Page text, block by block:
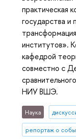
практическая
государства и
институтов».
кафедрой
совместно с
НИУ ВШЭ.
Наука
репортаж о